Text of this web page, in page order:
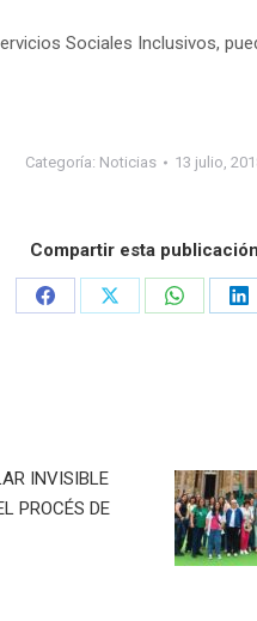
Sociales Inclusivos,
Categoría: Noticias 13 julio,
Compartir esta publicación
Share
Share
Share
INVISIBLE
PROCÉS DE